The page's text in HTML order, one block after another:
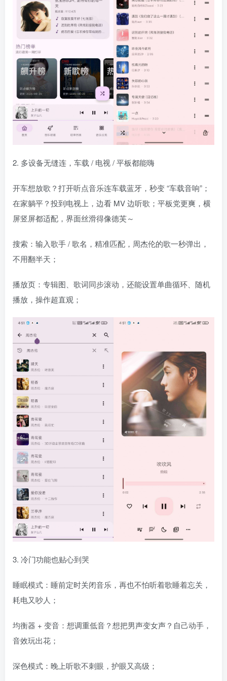
2. 多设备无缝连，车载 / 电视 / 平板都能嗨
开车想放歌？打开听点音乐连车载蓝牙，秒变 “车载音响”；
在家躺平？投到电视上，边看 MV 边听歌；平板党更爽，横
屏竖屏都适配，界面丝滑得像德芙～
搜索：输入歌手 / 歌名，精准匹配，周杰伦的歌一秒弹出，
不用翻半天；
播放页：专辑图、歌词同步滚动，还能设置单曲循环、随机
播放，操作超直观；
3. 冷门功能也贴心到哭
睡眠模式：睡前定时关闭音乐，再也不怕听着歌睡着忘关，
耗电又吵人；
均衡器 + 变音：想调重低音？想把男声变女声？自己动手，
音效玩出花；
深色模式：晚上听歌不刺眼，护眼又高级；